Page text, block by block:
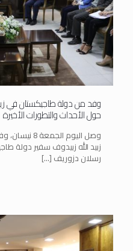
وفد من دولة طاجيكستان في
حول الأحداث والتطورات الأخيرة
وصل اليوم
زبيد الله زبيدوف سفير دولة
رسلان دزوريف […]